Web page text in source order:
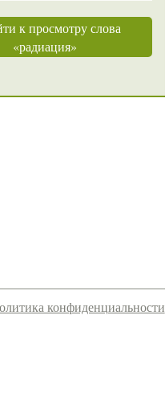
к просмотру слова
«радиация»
конфиденциальности